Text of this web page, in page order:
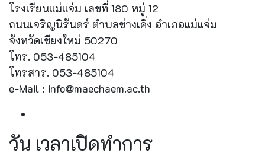
โรงเรียนแม่แจ่ม เลขที่ 180 หมู่ 12
ถนนเจริญนิรันดร์ ตำบลช่างเคิ่ง อำเภอแม่แจ่ม
จังหวัดเชียงใหม่ 50270
โทร. 053-485104
โทรสาร. 053-485104
e-Mail : info@maechaem.ac.th
วัน เวลาเปิดทำการ